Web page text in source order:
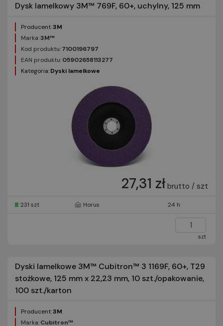
Dysk lamelkowy 3M™ 769F, 60+, uchylny, 125 mm
Producent:3M
Marka:3M™
Kod produktu:7100196797
EAN produktu:05902658113277
Kategoria:Dyski lamelkowe
27,31 zł brutto / szt
231 szt Horus 24 h
szt
Dyski lamelkowe 3M™ Cubitron™ 3 1169F, 60+, T29
stożkowe, 125 mm x 22,23 mm, 10 szt./opakowanie,
100 szt./karton
Producent:3M
Marka:Cubitron™